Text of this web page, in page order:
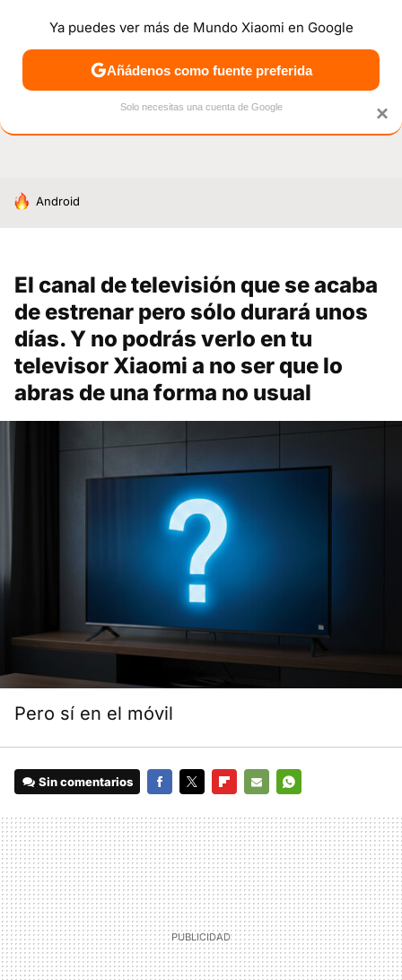
NOTICIAS MÓVILES TUTORIALES OFERTAS
HOY SE HABLA DE
Android
El canal de televisión que se acaba
de estrenar pero sólo durará unos
días. Y no podrás verlo en tu
televisor Xiaomi a no ser que lo
abras de una forma no usual
Pero sí en el móvil
Sin comentarios
MAIL
×
Ya puedes ver más de Mundo Xiaomi en Google
Añádenos como fuente preferida
Solo necesitas una cuenta de Google